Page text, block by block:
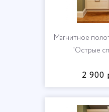
Магнитное
"Острые
2 900